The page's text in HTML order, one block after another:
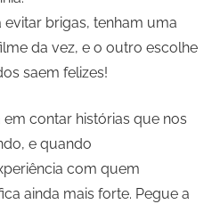
evitar brigas, tenham uma
da vez, e o outro escolhe
saem felizes!
contar histórias que nos
e quando
com quem
ainda mais forte. Pegue a